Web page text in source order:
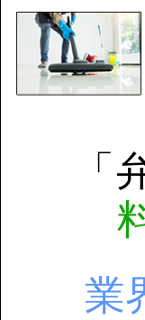
「
業